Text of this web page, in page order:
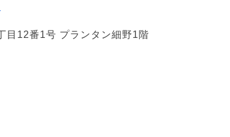
目12番1号 プランタン細野1階